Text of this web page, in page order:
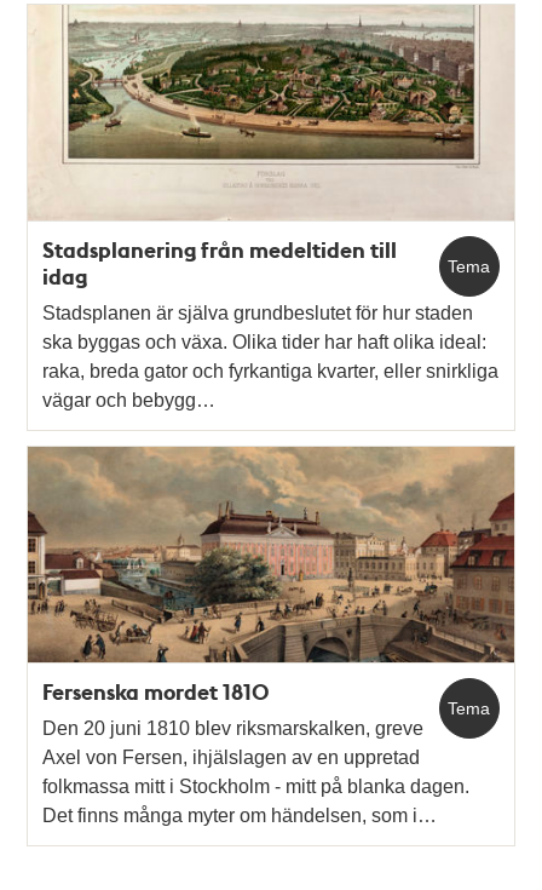
Tema
Stadsplanering från medeltiden till
idag
Stadsplanen är själva grundbeslutet för hur staden
ska byggas och växa. Olika tider har haft olika ideal:
raka, breda gator och fyrkantiga kvarter, eller snirkliga
vägar och bebygg…
Tema
Fersenska mordet 1810
Den 20 juni 1810 blev riksmarskalken, greve
Axel von Fersen, ihjälslagen av en uppretad
folkmassa mitt i Stockholm - mitt på blanka dagen.
Det finns många myter om händelsen, som i…